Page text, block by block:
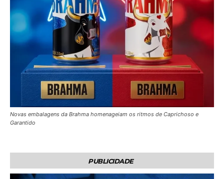
Novas embalagens da Brahma homenageiam os ritmos de Caprichoso e
Garantido
PUBLICIDADE